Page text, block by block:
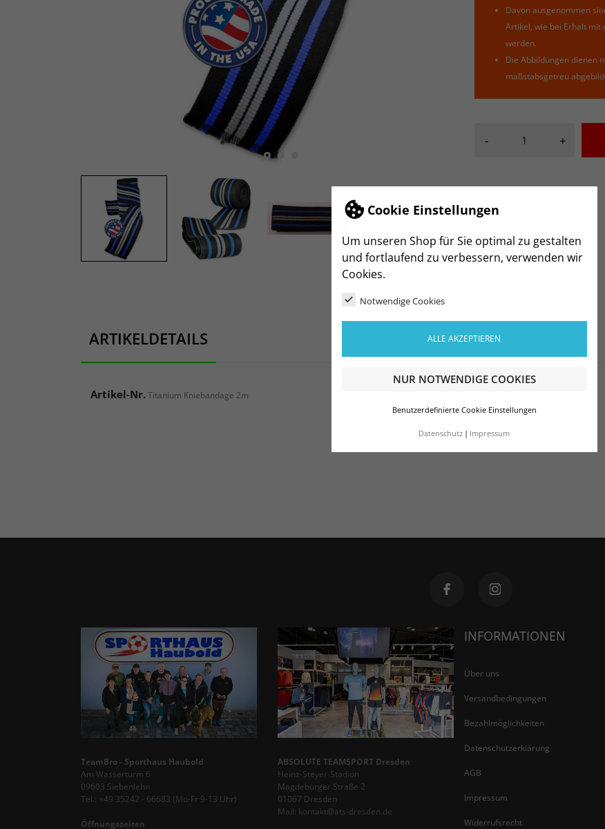
Cookie Einstellungen
Um unseren Shop für Sie optimal zu gestalten
und fortlaufend zu verbessern, verwenden wir
Cookies.
Notwendige Cookies
ALLE AKZEPTIEREN
NUR NOTWENDIGE COOKIES
Benutzerdefinierte Cookie Einstellungen
Datenschutz Impressum
Davon ausgenommen
Artikel, wie bei Erhalt mit
werden.
Die Abbildungen dienen
maßstabsgetreu
- +
ARTIKELDETAILS
Artikel-Nr.Titanium Kniebandage 2m
TeamBro - Sporthaus Haubold
Am Wasserturm 6
09603 Siebenlehn
Tel.: +49 35242 - 66683 (Mo-Fr 9-13 Uhr)
Öffnungszeiten
ABSOLUTE TEAMSPORT Dresden
Heinz-Steyer-Stadion
Magdeburger Straße 2
01067 Dresden
Mail: kontakt@ats-dresden.de
INFORMATIONEN
Über uns
Versandbedingungen
Bezahlmöglichkeiten
Datenschutzerklärung
AGB
Impressum
Widerrufsrecht